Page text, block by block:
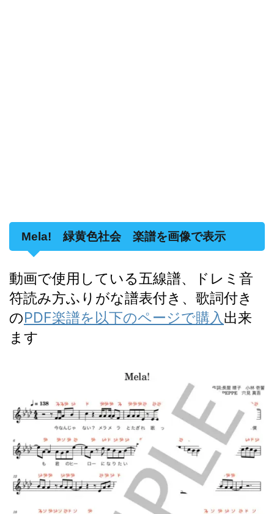
Mela! 緑黄色社会 楽譜を画像で表示
動画で使用している五線譜、ドレミ音
符読み方ふりがな譜表付き、歌詞付き
のPDF楽譜を以下のページで購入出来
ます